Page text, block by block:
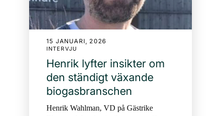
15 JANUARI, 2026
INTERVJU
Henrik lyfter insikter om
den ständigt växande
biogasbranschen
Henrik Wahlman, VD på Gästrike